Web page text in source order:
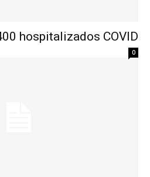
hospitalizados COVID
0